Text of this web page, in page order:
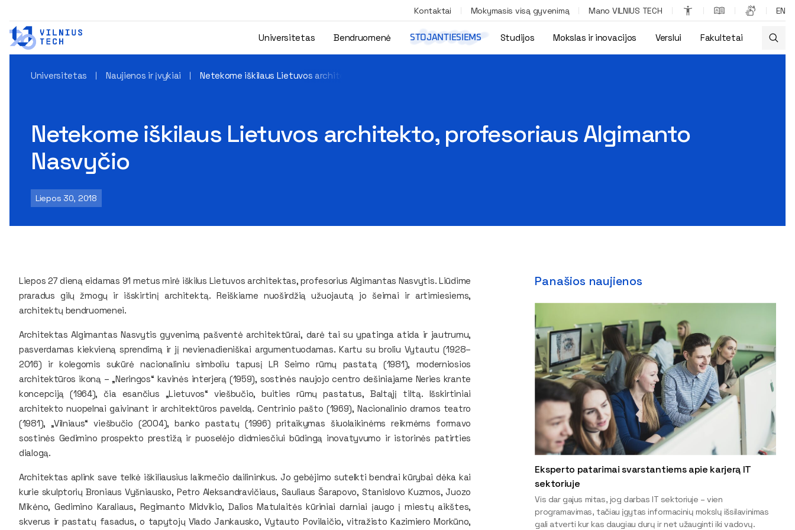
Kontaktai Mokymasis visą gyvenimą Mano VILNIUS TECH EN
Universitetas Bendruomenė STOJANTIESIEMS Studijos Mokslas ir inovacijos Verslui Fakultetai
Universitetas Naujienos ir įvykiai Netekome iškilaus Lietuvos architekto, profesoriaus Algimanto Nasvyčio
Netekome iškilaus Lietuvos architekto, profesoriaus Algimanto
Nasvyčio
Liepos 30, 2018
Liepos 27 dieną eidamas 91 metus mirė iškilus Lietuvos architektas, profesorius Algimantas Nasvytis. Liūdime
praradus gilų žmogų ir išskirtinį architektą. Reiškiame nuoširdžią užuojautą jo šeimai ir artimiesiems,
architektų bendruomenei.
Architektas Algimantas Nasvytis gyvenimą pašventė architektūrai, darė tai su ypatinga atida ir jautrumu,
pasverdamas kiekvieną sprendimą ir jį nevienadieniškai argumentuodamas. Kartu su broliu Vytautu (1928–
2016) ir kolegomis sukūrė nacionaliniu simboliu tapusį LR Seimo rūmų pastatą (1981), moderniosios
architektūros ikoną – „Neringos“ kavinės interjerą (1959), sostinės naujojo centro dešiniajame Neries krante
koncepciją (1964), čia esančius „Lietuvos“ viešbučio, buities rūmų pastatus, Baltąjį tiltą. Išskirtiniai
architekto nuopelnai gaivinant ir architektūros paveldą. Centrinio pašto (1969), Nacionalinio dramos teatro
(1981), „Vilniaus“ viešbučio (2004), banko pastatų (1996) pritaikymas šiuolaikinėms reikmėms formavo
sostinės Gedimino prospekto prestižą ir puoselėjo didmiesčiui būdingą inovatyvumo ir istorinės patirties
dialogą.
Architektas aplink save telkė iškiliausius laikmečio dailininkus. Jo gebėjimo sutelkti bendrai kūrybai dėka kai
kurie skulptorių Broniaus Vyšniausko, Petro Aleksandravičiaus, Sauliaus Šarapovo, Stanislovo Kuzmos, Juozo
Mikėno, Gedimino Karaliaus, Regimanto Midvikio, Dalios Matulaitės kūriniai darniai įaugo į miestų aikštes,
skverus ir pastatų fasadus, o tapytojų Vlado Jankausko, Vytauto Povilaičio, vitražisto Kazimiero Morkūno,
Panašios naujienos
Eksperto patarimai svarstantiems apie karjerą IT
sektoriuje
Vis dar gajus mitas, jog darbas IT sektoriuje – vien
programavimas, tačiau įgytas informacinių mokslų išsilavinimas
gali atverti kur kas daugiau durų ir net užauginti iki vadovų.